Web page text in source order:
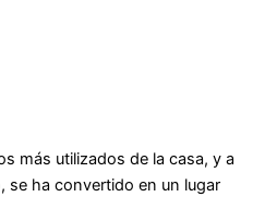
más utilizados de la casa, y a
se ha convertido en un lugar